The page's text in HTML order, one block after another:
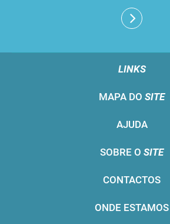
LINKS
MAPA DO SITE
AJUDA
SOBRE O SITE
CONTACTOS
ONDE ESTAMOS